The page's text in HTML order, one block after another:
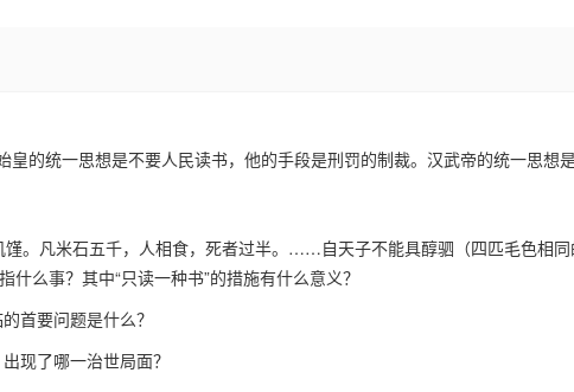
皇的统一思想是不要人民读书，他的手段是刑罚的制裁。汉武帝的统一思想
。凡米石五千，人相食，死者过半。……自天子不能具醇驷（四匹毛色相同
什么事？其中“只读一种书”的措施有什么意义？
首要问题是什么？
现了哪一治世局面？